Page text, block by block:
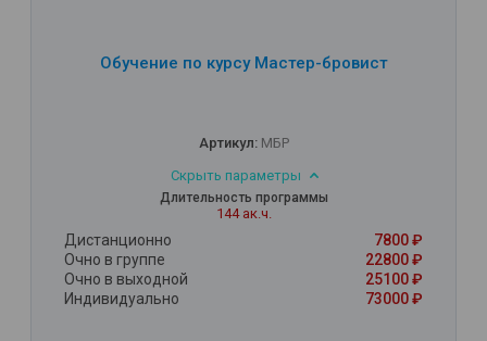
Обучение по курсу Мастер-бровист
Артикул:МБР
Скрыть параметры
Длительность программы
144 ак.ч.
Дистанционно
7800 ₽
Очно в группе
22800 ₽
Очно в выходной
25100 ₽
Индивидуально
73000 ₽